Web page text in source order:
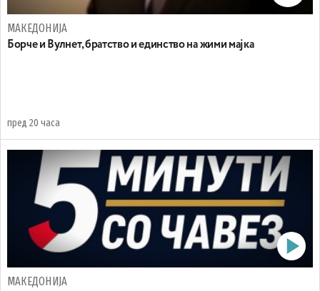
МАКЕДОНИЈА
Борче и Вулнет, братство и единство на жими мајка
пред 20 часа
МАКЕДОНИЈА